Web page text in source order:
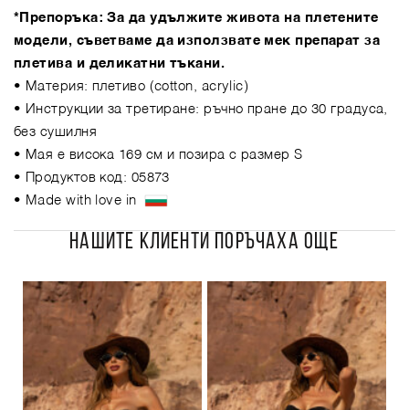
*Препоръка: За да удължите живота на плетените
модели, съветваме да използвате мек препарат за
плетива и деликатни тъкани.
• Материя: плетиво (cotton, acrylic)
• Инструкции за третиране: ръчно пране до 30 градуса,
без сушилня
• Мая е висока 169 см и позира с размер S
• Продуктов код: 05873
• Made with love in
НАШИТЕ КЛИЕНТИ ПОРЪЧАХА ОЩЕ